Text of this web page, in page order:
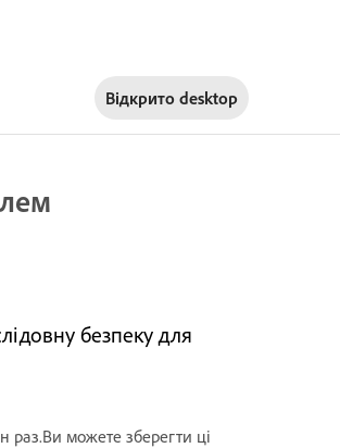
Відкрито desktop
безпеку для
раз.Ви можете зберегти ці